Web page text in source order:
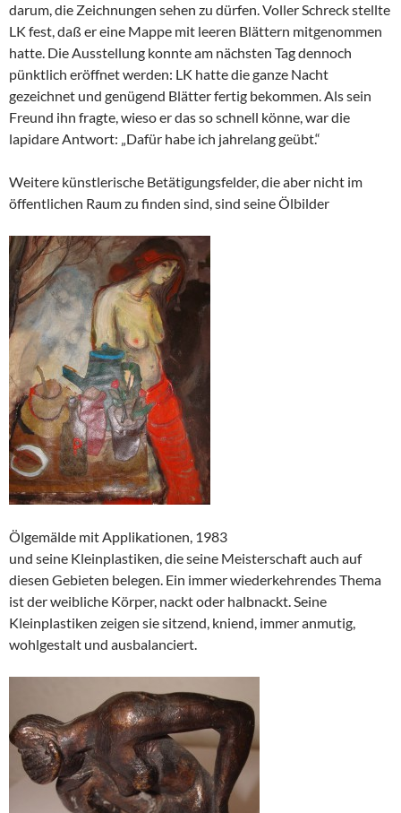
darum, die Zeichnungen sehen zu dürfen. Voller Schreck stellte
LK fest, daß er eine Mappe mit leeren Blättern mitgenommen
hatte. Die Ausstellung konnte am nächsten Tag dennoch
pünktlich eröffnet werden: LK hatte die ganze Nacht
gezeichnet und genügend Blätter fertig bekommen. Als sein
Freund ihn fragte, wieso er das so schnell könne, war die
lapidare Antwort: „Dafür habe ich jahrelang geübt.“
Weitere künstlerische Betätigungsfelder, die aber nicht im
öffentlichen Raum zu finden sind, sind seine Ölbilder
Ölgemälde mit Applikationen, 1983
und seine Kleinplastiken, die seine Meisterschaft auch auf
diesen Gebieten belegen. Ein immer wiederkehrendes Thema
ist der weibliche Körper, nackt oder halbnackt. Seine
Kleinplastiken zeigen sie sitzend, kniend, immer anmutig,
wohlgestalt und ausbalanciert.